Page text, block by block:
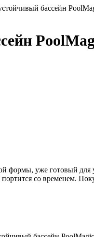
бассейн
формы, уже готовый
со временем.